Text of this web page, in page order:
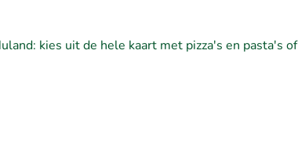
kies uit de hele kaart met pizza's en pasta's of